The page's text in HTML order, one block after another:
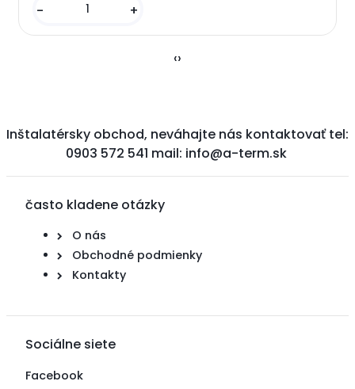
- +
‹›
Inštalatérsky obchod, neváhajte nás kontaktovať tel:
0903 572 541 mail: info@a-term.sk
často kladene otázky
O nás
Obchodné podmienky
Kontakty
Sociálne siete
Facebook